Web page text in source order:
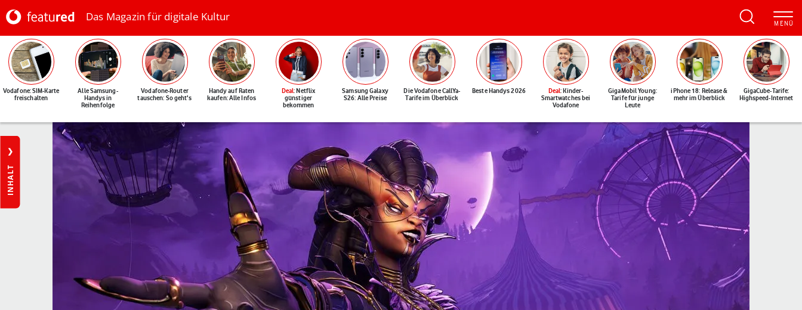
Das Magazin für digitale Kultur
Vodafone: SIM-Karte
freischalten
Alle Samsung-
Handys in
Reihenfolge
Vodafone-Router
tauschen: So geht's
Handy auf Raten
kaufen: Alle Infos
Deal: Netflix
günstiger
bekommen
Samsung Galaxy
S26: Alle Preise
Die Vodafone CallYa-
Tarife im Überblick
Beste Handys 2026 Deal: Kinder-
Smartwatches bei
Vodafone
GigaMobil Young:
Tarife für junge
Leute
iPhone 18: Release &
mehr im Überblick
GigaCube-Tarife:
Highspeed-Internet
INHALT